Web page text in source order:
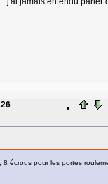
écrous pour les portes